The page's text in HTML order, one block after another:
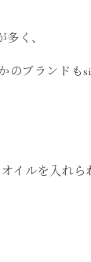
く、
のブランドも
イルを入れ